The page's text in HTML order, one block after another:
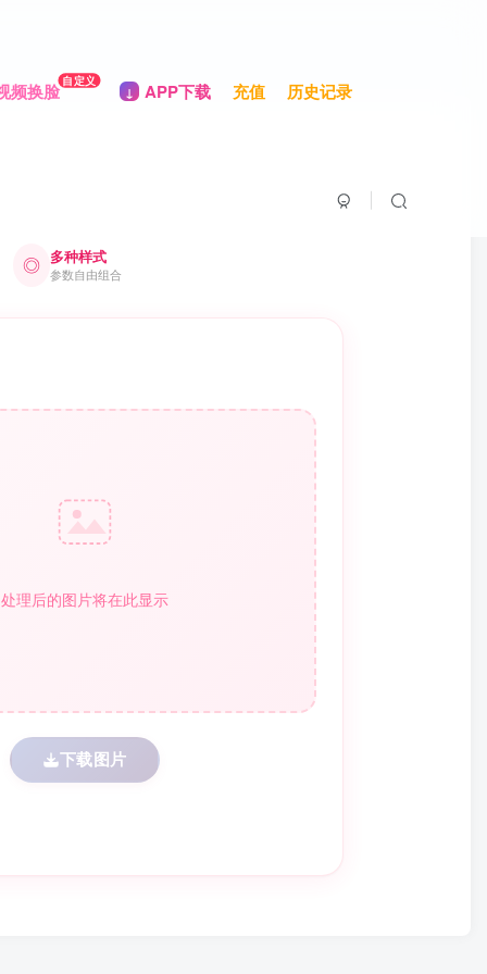
频换脸 自定义 APP下载 充值 历史记录
◎ 多种样式
参数自由组合
处理后的图片将在此显示
下载图片